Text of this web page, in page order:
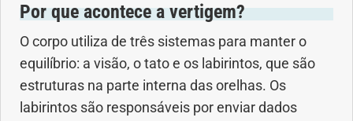
Cirurgia Plástica
Coronavírus
Dengue
Por que acontece a vertigem?
O corpo utiliza de três sistemas para manter o
equilíbrio: a visão, o tato e os labirintos, que são
estruturas na parte interna das orelhas. Os
labirintos são responsáveis por enviar dados